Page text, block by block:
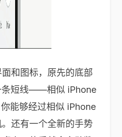
和图标，原先的底部
条短线——相似 iPhone
能够经过相似 iPhone
还有一个全新的手势